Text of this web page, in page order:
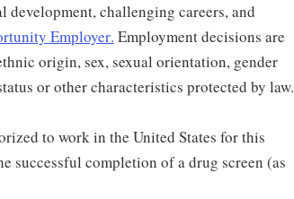
development, challenging careers, and
Employer. Employment decisions are
origin, sex, sexual orientation, gender
or other characteristics protected by law.
to work in the United States for this
successful completion of a drug screen (as